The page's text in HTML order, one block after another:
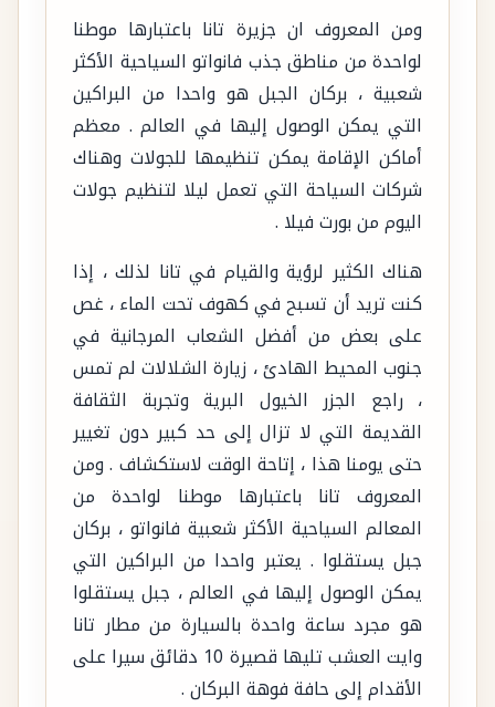
ومن المعروف ان جزيرة تانا باعتبارها موطنا
لواحدة من مناطق جذب فانواتو السياحية الأكثر
شعبية ، بركان الجبل هو واحدا من البراكين
التي يمكن الوصول إليها في العالم . معظم
أماكن الإقامة يمكن تنظيمها للجولات وهناك
شركات السياحة التي تعمل ليلا لتنظيم جولات
اليوم من بورت فيلا .
هناك الكثير لرؤية والقيام في تانا لذلك ، إذا
كنت تريد أن تسبح في كهوف تحت الماء ، غص
على بعض من أفضل الشعاب المرجانية في
جنوب المحيط الهادئ ، زيارة الشلالات لم تمس
، راجع الجزر الخيول البرية وتجربة الثقافة
القديمة التي لا تزال إلى حد كبير دون تغيير
حتى يومنا هذا ، إتاحة الوقت لاستكشاف . ومن
المعروف تانا باعتبارها موطنا لواحدة من
المعالم السياحية الأكثر شعبية فانواتو ، بركان
جبل يستقلوا . يعتبر واحدا من البراكين التي
يمكن الوصول إليها في العالم ، جبل يستقلوا
هو مجرد ساعة واحدة بالسيارة من مطار تانا
وايت العشب تليها قصيرة 10 دقائق سيرا على
الأقدام إلى حافة فوهة البركان .